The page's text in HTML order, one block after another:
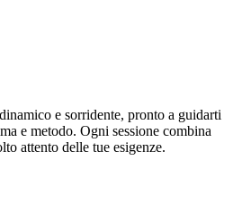
e sorridente, pronto a guidarti
e metodo. Ogni sessione combina
attento delle tue esigenze.